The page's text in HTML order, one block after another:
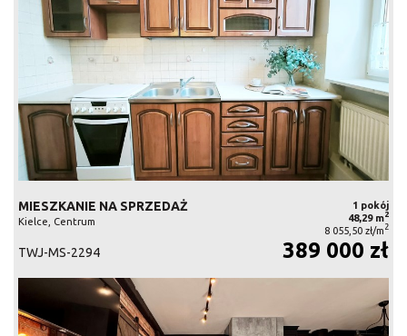
MIESZKANIE NA SPRZEDAŻ
Kielce, Centrum
1 pokój
48,29 m2
8 055,50 zł/m 2
TWJ-MS-2294 389 000 zł